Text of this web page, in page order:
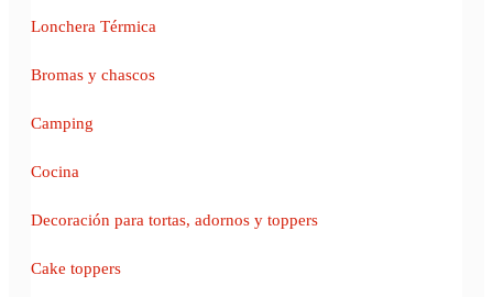
Lonchera Térmica
Bromas y chascos
Camping
Cocina
Decoración para tortas, adornos y toppers
Cake toppers